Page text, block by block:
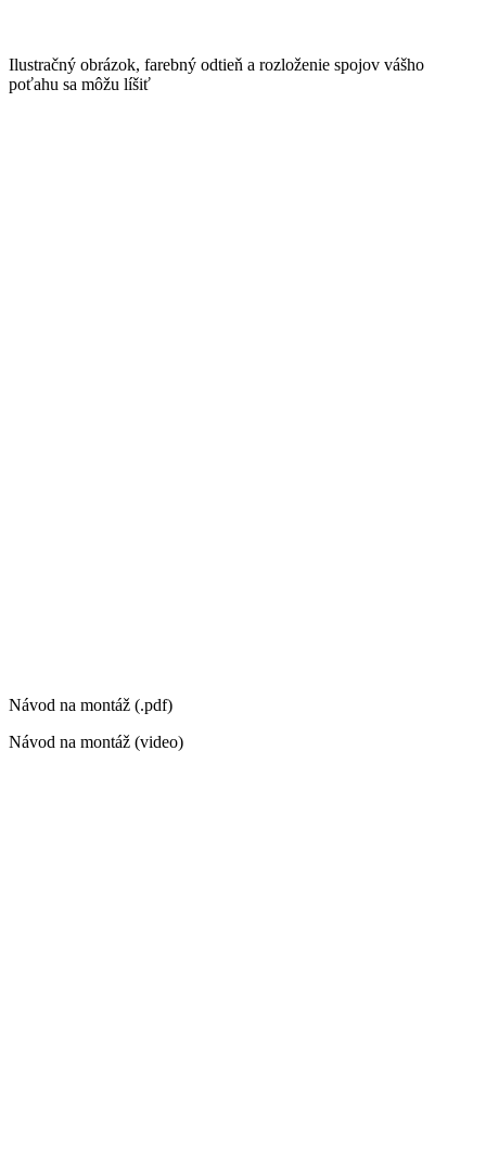
Ilustračný obrázok, farebný odtieň a rozloženie spojov vášho
poťahu sa môžu líšiť
Návod na montáž (.pdf)
Návod na montáž (video)